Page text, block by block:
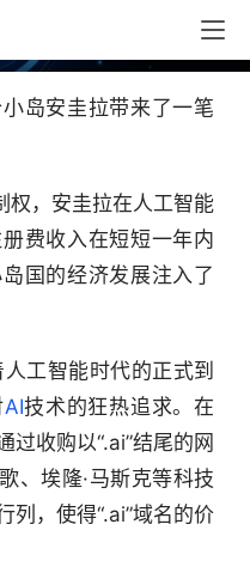
比一夜暴富？
岛安圭拉带来了一笔
权，安圭拉在人工智能
费收入在短短一年内
国的经济发展注入了
工智能时代的正式到
AI技术的狂热追求。在
收购以“.ai”结尾的网
、埃隆·马斯克等科技
列，使得“.ai”域名的价